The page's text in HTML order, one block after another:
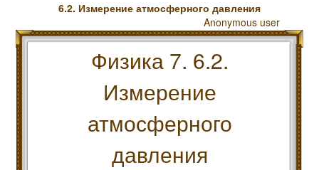
6.2. Измерение атмосферного давления
Anonymous user
Физика 7. 6.2.
Измерение
атмосферного
давления